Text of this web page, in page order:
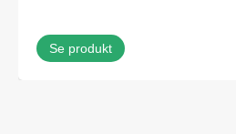
Se produkt